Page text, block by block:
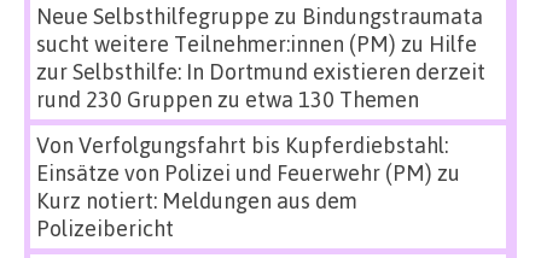
Neue Selbsthilfegruppe zu Bindungstraumata
sucht weitere Teilnehmer:innen (PM) zu Hilfe
zur Selbsthilfe: In Dortmund existieren derzeit
rund 230 Gruppen zu etwa 130 Themen
Von Verfolgungsfahrt bis Kupferdiebstahl:
Einsätze von Polizei und Feuerwehr (PM) zu
Kurz notiert: Meldungen aus dem
Polizeibericht